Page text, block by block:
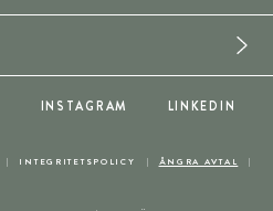
INTEGRITETSPOLICY ÅNGRA AVTAL
INSTAGRAM LINKEDIN